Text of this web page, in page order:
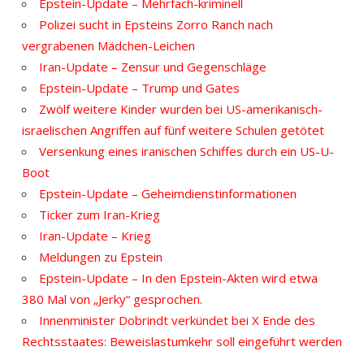
Epstein-Update – Mehrfach-kriminell
Polizei sucht in Epsteins Zorro Ranch nach
vergrabenen Mädchen-Leichen
Iran-Update – Zensur und Gegenschläge
Epstein-Update – Trump und Gates
Zwölf weitere Kinder wurden bei US-amerikanisch-
israelischen Angriffen auf fünf weitere Schulen getötet
Versenkung eines iranischen Schiffes durch ein US-U-
Boot
Epstein-Update – Geheimdienstinformationen
Ticker zum Iran-Krieg
Iran-Update – Krieg
Meldungen zu Epstein
Epstein-Update – In den Epstein-Akten wird etwa
380 Mal von „Jerky“ gesprochen.
Innenminister Dobrindt verkündet bei X Ende des
Rechtsstaates: Beweislastumkehr soll eingeführt werden